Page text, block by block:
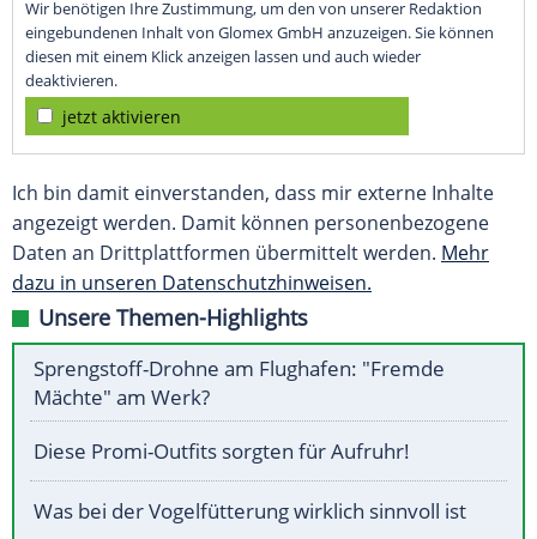
Wir benötigen Ihre Zustimmung, um den von unserer Redaktion
eingebundenen Inhalt von Glomex GmbH anzuzeigen. Sie können
diesen mit einem Klick anzeigen lassen und auch wieder
deaktivieren.
jetzt aktivieren
Ich bin damit einverstanden, dass mir externe Inhalte
angezeigt werden. Damit können personenbezogene
Daten an Drittplattformen übermittelt werden. Mehr
dazu in unseren Datenschutzhinweisen.
Unsere Themen-Highlights
Sprengstoff-Drohne am Flughafen: "Fremde
Mächte" am Werk?
Diese Promi-Outfits sorgten für Aufruhr!
Was bei der Vogelfütterung wirklich sinnvoll ist